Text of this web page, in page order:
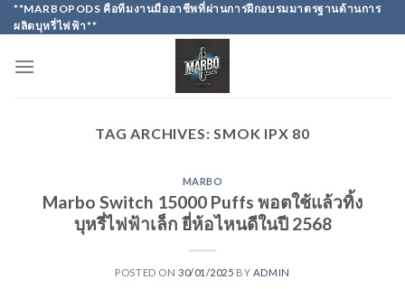
Skip
to
**MARBOPODS คือทีมงานมืออาชีพที่ผ่านการฝึกอบรมมาตรฐานด้านการ
ผลิตบุหรี่ไฟฟ้า**
TAG ARCHIVES:SMOK IPX 80
MARBO
Marbo Switch 15000 Puffs พอตใช้แล้วทิ้ง
บุหรี่ไฟฟ้าเล็ก ยี่ห้อไหนดีในปี 2568
POSTED ON 30/01/2025 BY ADMIN